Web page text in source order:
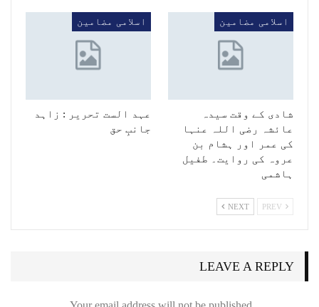
اسلامی مضامین
شادی کے وقت سیدہ
عائشہ رضی اللہ عنہا
کی عمر اور ہشام بن
عروہ کی روایت۔ طفیل
ہاشمی
اسلامی مضامین
عہد الست تحریر : زاہد
جانبِ حق
NEXT
LEAVE A REPLY